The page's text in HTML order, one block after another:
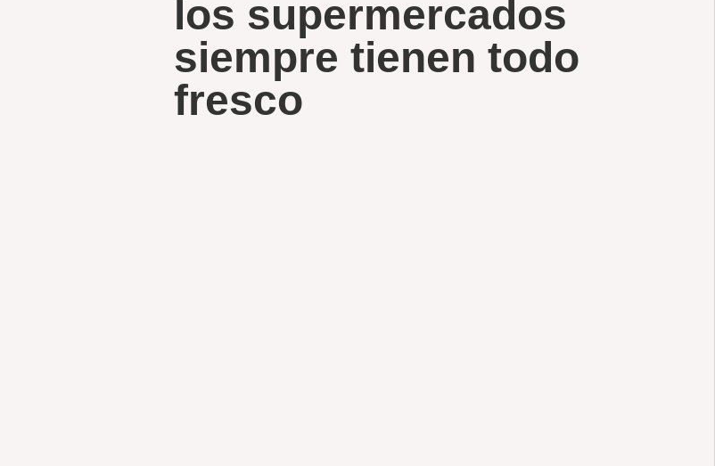
los supermercados
siempre tienen todo
fresco